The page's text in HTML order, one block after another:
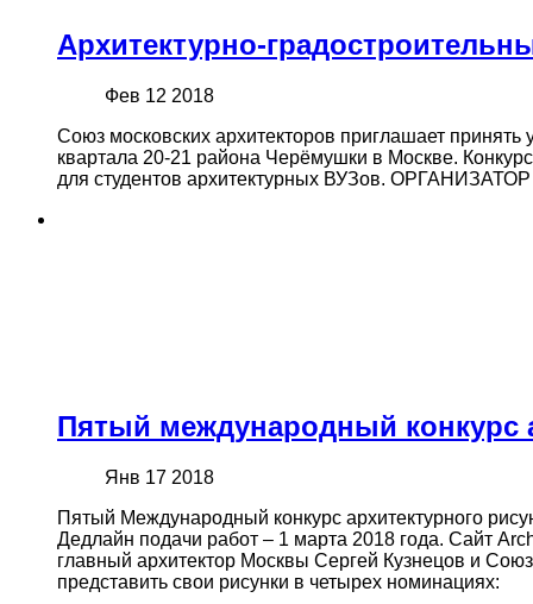
Архитектурно-
Фев 12 2018
Союз московских архитекторов приглашает
квартала 20-21 района Черёмушки в Москве.
для студентов архитектурных ВУЗов.
Пятый международный конкурс
Янв 17 2018
Пятый Международный конкурс архитектурного
Дедлайн подачи работ – 1 марта 2018 года. Сайт
главный архитектор Москвы Сергей Кузнецов и
представить свои рисунки в четырех номинациях: